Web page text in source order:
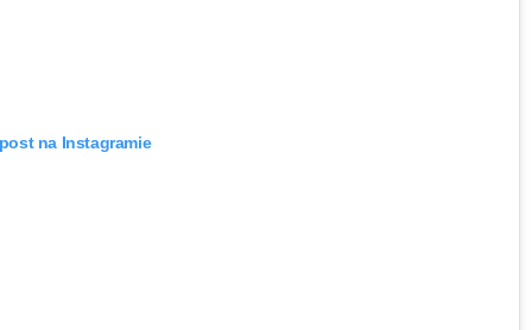
na Instagramie